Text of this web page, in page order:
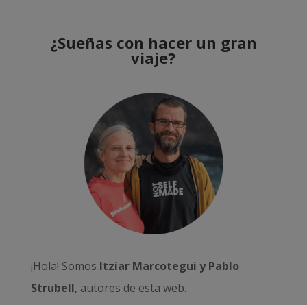
¿Sueñas con hacer un gran
viaje?
¡Hola! Somos Itziar Marcotegui y Pablo
Strubell, autores de esta web.